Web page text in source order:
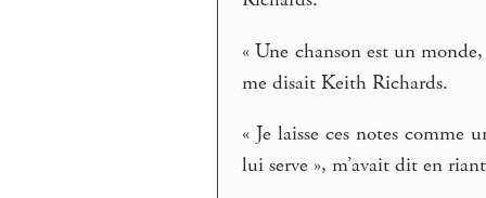
« Une chanson est un
me disait Keith Richards.
« Je laisse ces notes
lui serve », m’avait dit en